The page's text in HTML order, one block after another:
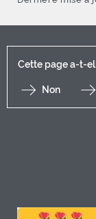
Cette page a-t-
Non